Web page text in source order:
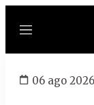
Menú
06 ago 2026